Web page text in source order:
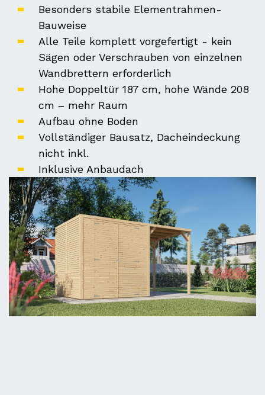
Besonders stabile Elementrahmen-
Bauweise
Alle Teile komplett vorgefertigt - kein
Sägen oder Verschrauben von einzelnen
Wandbrettern erforderlich
Hohe Doppeltür 187 cm, hohe Wände 208
cm – mehr Raum
Aufbau ohne Boden
Vollständiger Bausatz, Dacheindeckung
nicht inkl.
Inklusive Anbaudach